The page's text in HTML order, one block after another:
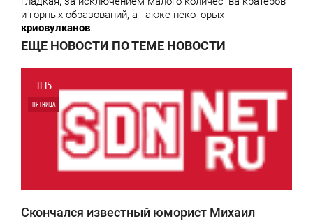
и горных образований, а также некоторых
криовулканов.
ЕЩЕ НОВОСТИ ПО ТЕМЕ НОВОСТИ
11:15
ПЯТНИЦА
Скончался известный юморист Михаил